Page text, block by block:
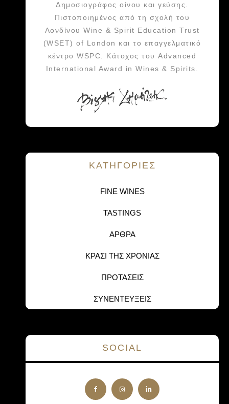
Δημοσιογράφος οίνου και γεύσης.
Πιστοποιημένος από τη σχολή του
Λονδίνου Wine & Spirit Education Trust
(WSET) of London και το επαγγελματικό
κέντρο WSPC. Κάτοχος του Advanced
International Award in Wines & Spirits.
KΑΤΗΓΟΡΙΕΣ
FINE WINES
TASTINGS
ΑΡΘΡΑ
ΚΡΑΣΙ ΤΗΣ ΧΡΟΝΙΑΣ
ΠΡΟΤΑΣΕΙΣ
ΣΥΝΕΝΤΕΥΞΕΙΣ
SOCIAL